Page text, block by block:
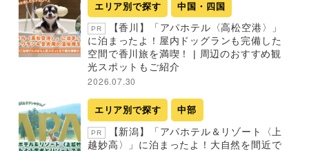
エリア別で探す 中国・四国
PR
【香川】「アパホテル〈高松空港〉」
に泊まったよ！屋内ドッグランも完備した
空間で香川旅を満喫！ | 周辺のおすすめ観
光スポットもご紹介
2026.07.30
エリア別で探す 中部
PR
【新潟】「アパホテル＆リゾート〈上
越妙高〉」に泊まったよ！大自然を間近で